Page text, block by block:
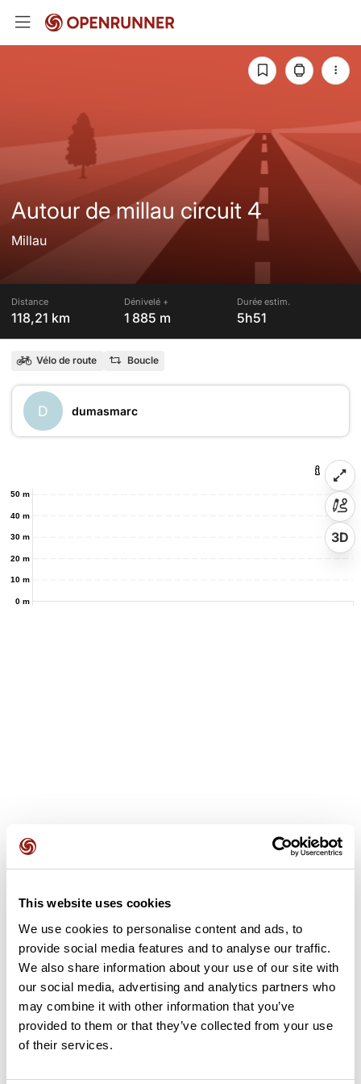
This website uses cookies
We use cookies to personalise content and ads, to
provide social media features and to analyse our traffic.
We also share information about your use of our site with
our social media, advertising and analytics partners who
may combine it with other information that you’ve
provided to them or that they’ve collected from your use
of their services.
Autour de millau circuit 4
Millau
Distance
118,21 km
Dénivelé +
1 885 m
Durée estim.
5h51
Vélo de route Boucle
D dumasmarc
0 m
10 m
20 m
30 m
40 m
50 m
3D
Ajouter un avis
Découvrez ce parcours de vélo de 118,2 km à proximité de